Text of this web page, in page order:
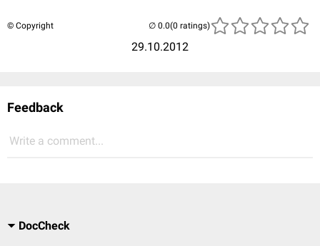
© Copyright
29.10.2012
(0 ratings)
Feedback
Write a comment...
DocCheck